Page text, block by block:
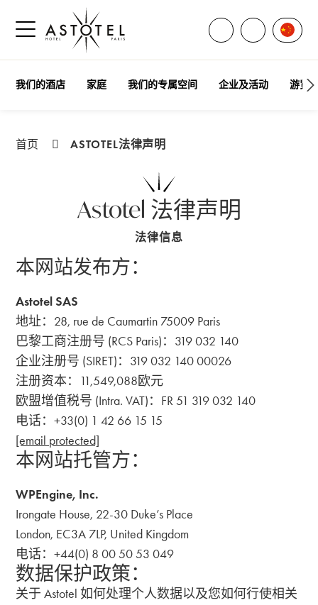
打开侧边菜单
打开所有联系方式
致电联系我
言語
我们的酒店 家庭 我们的专属空间 企业及活动 游览
首页 ASTOTEL法律声明
Astotel 法律声明
法律信息
本网站发布方：
Astotel SAS
地址：28, rue de Caumartin 75009 Paris
巴黎工商注册号 (RCS Paris)：319 032 140
企业注册号 (SIRET)：319 032 140 00026
注册资本：11,549,088欧元
欧盟增值税号 (Intra. VAT)：FR 51 319 032 140
电话：+33(0) 1 42 66 15 15
[email protected]
本网站托管方：
WPEngine, Inc.
Irongate House, 22-30 Duke’s Place
London, EC3A 7LP, United Kingdom
电话：+44(0) 8 00 50 53 049
数据保护政策：
关于 Astotel 如何处理个人数据以及您如何行使相关